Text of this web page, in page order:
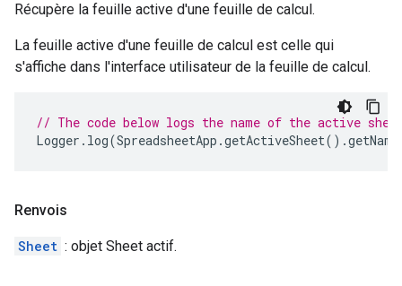
Récupère la feuille active d'une feuille de calcul.
La feuille active d'une feuille de calcul est celle qui
s'affiche dans l'interface utilisateur de la feuille de calcul.
// The code below logs the name of the active
Logger . log(SpreadsheetApp .getActiveSheet().getName
Renvois
Sheet : objet Sheet actif.